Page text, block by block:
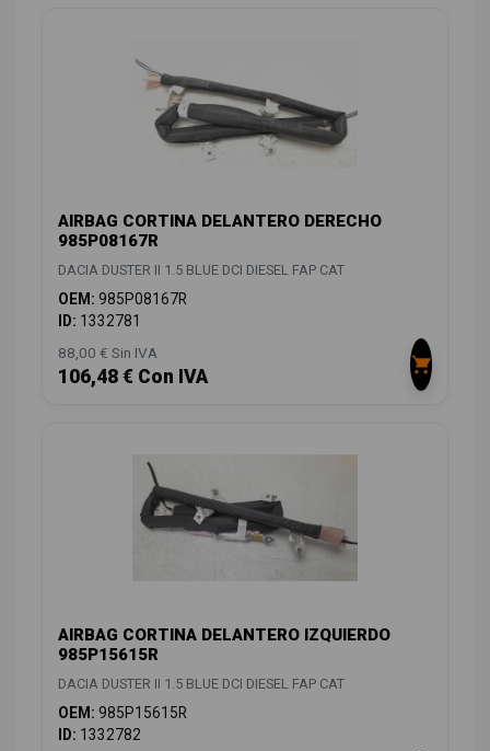
AIRBAG CORTINA DELANTERO DERECHO
985P08167R
DACIA DUSTER II 1.5 BLUE DCI DIESEL FAP CAT
OEM: 985P08167R
ID: 1332781
88,00 € Sin IVA
106,48 € Con IVA
AIRBAG CORTINA DELANTERO IZQUIERDO
985P15615R
DACIA DUSTER II 1.5 BLUE DCI DIESEL FAP CAT
OEM: 985P15615R
ID: 1332782